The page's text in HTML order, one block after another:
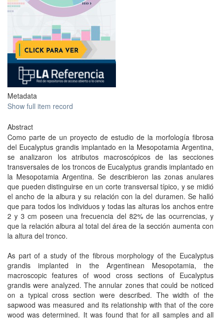
Metadata
Show full item record
Abstract
Como parte de un proyecto de estudio de la morfología fibrosa
del Eucalyptus grandis implantado en la Mesopotamia Argentina,
se analizaron los atributos macroscópicos de las secciones
transversales de los troncos de Eucalyptus grandis implantado en
la Mesopotamia Argentina. Se describieron las zonas anulares
que pueden distinguirse en un corte transversal típico, y se midió
el ancho de la albura y su relación con la del duramen. Se halló
que para todos los individuos y todas las alturas los anchos entre
2 y 3 cm poseen una frecuencia del 82% de las ocurrencias, y
que la relación albura al total del área de la sección aumenta con
la altura del tronco.
As part of a study of the fibrous morphology of the Eucalyptus
grandis implanted in the Argentinean Mesopotamia, the
macroscopic features of wood cross sections of Eucalyptus
grandis were analyzed. The annular zones that could be noticed
on a typical cross section were described. The width of the
sapwood was measured and its relationship with that of the core
wood was determined. It was found that for all samples and all